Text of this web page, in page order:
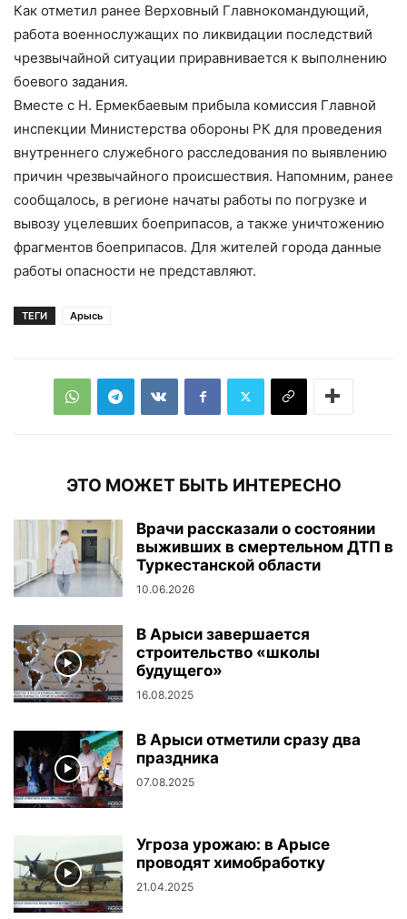
Как отметил ранее Верховный Главнокомандующий,
работа военнослужащих по ликвидации последствий
чрезвычайной ситуации приравнивается к выполнению
боевого задания.
Вместе с Н. Ермекбаевым прибыла комиссия Главной
инспекции Министерства обороны РК для проведения
внутреннего служебного расследования по выявлению
причин чрезвычайного происшествия. Напомним, ранее
сообщалось, в регионе начаты работы по погрузке и
вывозу уцелевших боеприпасов, а также уничтожению
фрагментов боеприпасов. Для жителей города данные
работы опасности не представляют.
ТЕГИ Арысь
ЭТО МОЖЕТ БЫТЬ ИНТЕРЕСНО
Врачи рассказали о состоянии
выживших в смертельном ДТП в
Туркестанской области
10.06.2026
В Арыси завершается
строительство «школы
будущего»
16.08.2025
В Арыси отметили сразу два
праздника
07.08.2025
Угроза урожаю: в Арысе
проводят химобработку
21.04.2025